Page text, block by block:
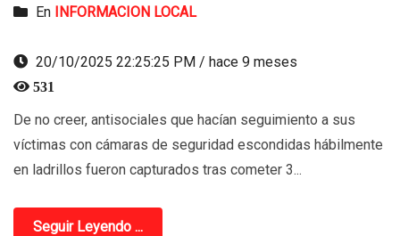
En INFORMACION LOCAL
20/10/2025 22:25:25 PM / hace 9 meses
531
De no creer, antisociales que hacían seguimiento a sus
víctimas con cámaras de seguridad escondidas hábilmente
en ladrillos fueron capturados tras cometer 3...
Seguir Leyendo ...